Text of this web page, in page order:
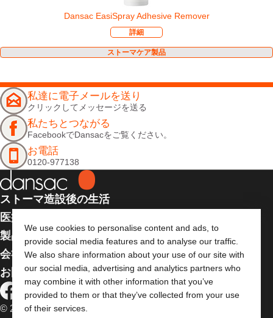
We use cookies to personalise content and ads, to
provide social media features and to analyse our traffic.
We also share information about your use of our site with
our social media, advertising and analytics partners who
may combine it with other information that you’ve
provided to them or that they’ve collected from your use
of their services.
Dansac EasiSpray Adhesive Remover
詳細
ストーマケア製品
私達に電子メールを送り
クリックしてメッセージを送る
私たちとつながる
FacebookでDansacをご覧ください。
お電話
0120-977138
ストーマ造設後の生活
医療従事者向け情報
製品
会社案内
お問い合わせ
© 2026 Dansac A/S. 全著作権所有